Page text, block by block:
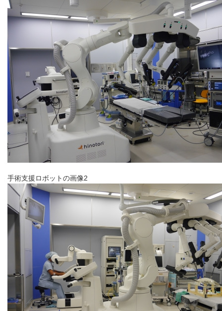
手術支援ロボットの画像2